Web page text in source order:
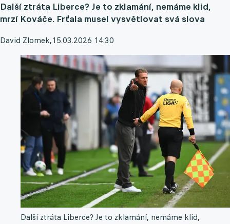
Další ztráta Liberce? Je to zklamání, nemáme klid,
mrzí Kováče. Frťala musel vysvětlovat svá slova
David Zlomek,15.03.2026 14:30
Další ztráta Liberce? Je to zklamání, nemáme klid,